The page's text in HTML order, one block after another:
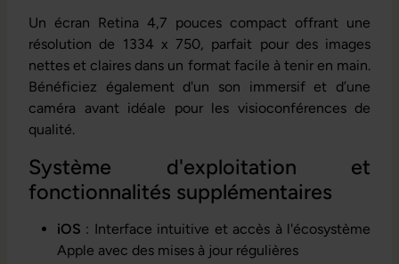
Un écran Retina 4,7 pouces compact offrant une
résolution de 1334 x 750, parfait pour des images
nettes et claires dans un format facile à tenir en main.
Bénéficiez également d'un son immersif et d’une
caméra avant idéale pour les visioconférences de
qualité.
Système d'exploitation et
fonctionnalités supplémentaires
iOS : Interface intuitive et accès à l'écosystème
Apple avec des mises à jour régulières